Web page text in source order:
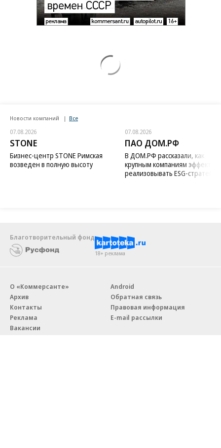
Новости компаний Все
07.08.2026
STONE
Бизнес-центр STONE Римская
возведен в полную высоту
07.08.2026
ПАО ДОМ.РФ
В ДОМ.РФ рассказали, как
крупным компаниям
реализовывать ESG-стратегию
Благотворительный фонд
18+ реклама
О «Коммерсанте»
Архив
Контакты
Реклама
Вакансии
Android
Обратная связь
Правовая информация
E-mail рассылки